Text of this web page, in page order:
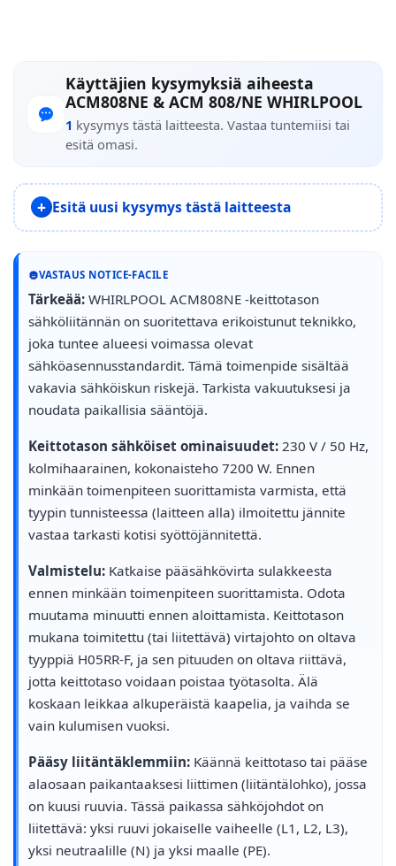
Käyttäjien kysymyksiä aiheesta
ACM808NE & ACM 808/NE WHIRLPOOL
1 kysymys tästä laitteesta. Vastaa tuntemiisi tai
esitä omasi.
Esitä uusi kysymys tästä laitteesta
VASTAUS NOTICE-FACILE
Tärkeää: WHIRLPOOL ACM808NE -keittotason
sähköliitännän on suoritettava erikoistunut teknikko,
joka tuntee alueesi voimassa olevat
sähköasennusstandardit. Tämä toimenpide sisältää
vakavia sähköiskun riskejä. Tarkista vakuutuksesi ja
noudata paikallisia sääntöjä.
Keittotason sähköiset ominaisuudet: 230 V / 50 Hz,
kolmihaarainen, kokonaisteho 7200 W. Ennen
minkään toimenpiteen suorittamista varmista, että
tyypin tunnisteessa (laitteen alla) ilmoitettu jännite
vastaa tarkasti kotisi syöttöjännitettä.
Valmistelu: Katkaise pääsähkövirta sulakkeesta
ennen minkään toimenpiteen suorittamista. Odota
muutama minuutti ennen aloittamista. Keittotason
mukana toimitettu (tai liitettävä) virtajohto on oltava
tyyppiä H05RR-F, ja sen pituuden on oltava riittävä,
jotta keittotaso voidaan poistaa työtasolta. Älä
koskaan leikkaa alkuperäistä kaapelia, ja vaihda se
vain kulumisen vuoksi.
Pääsy liitäntäklemmiin: Käännä keittotaso tai pääse
alaosaan paikantaaksesi liittimen (liitäntälohko), jossa
on kuusi ruuvia. Tässä paikassa sähköjohdot on
liitettävä: yksi ruuvi jokaiselle vaiheelle (L1, L2, L3),
yksi neutraalille (N) ja yksi maalle (PE).